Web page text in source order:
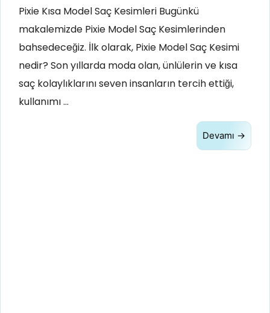
Pixie Kısa Model Saç Kesimleri Bugünkü
makalemizde Pixie Model Saç Kesimlerinden
bahsedeceğiz. İlk olarak, Pixie Model Saç Kesimi
nedir? Son yıllarda moda olan, ünlülerin ve kısa
saç kolaylıklarını seven insanların tercih ettiği,
kullanımı …
Devamı →